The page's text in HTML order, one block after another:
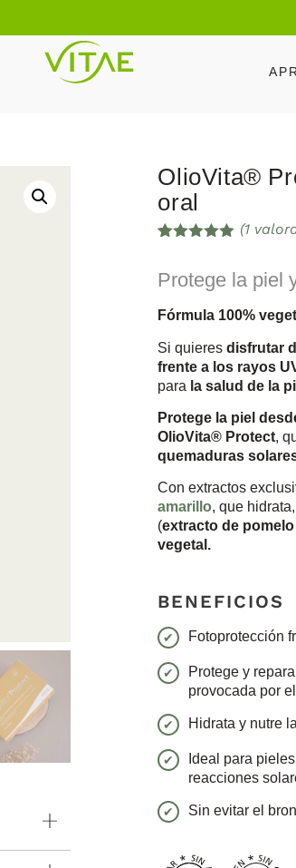
OlioVita®
oral
5 en base
valoración
de un
cliente
(1
Protege la piel
Fórmula 100%
Si quieresdisfrutar
frente a los rayos
para la salud de la
Protege la piel
OlioVita® Protect,
quemaduras
Con extractos
amarillo, que
(extracto de
vegetal.
BENEFICIOS
Fotoprotección
Protege y
provocada por el
Hidrata y nutre
Ideal para
reacciones
Sin evitar el